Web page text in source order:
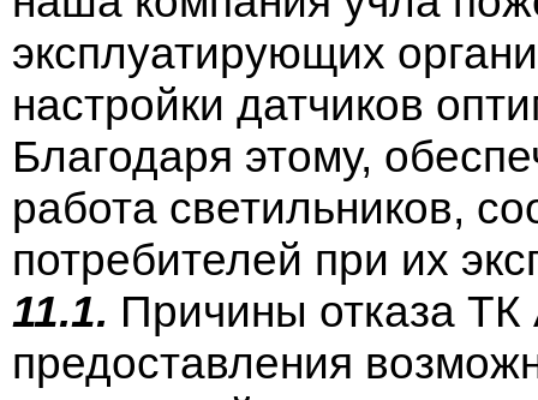
эксплуатирующих
настройки датчиков
Благодаря этому,
работа светильников,
потребителей при их
11.1. Причины отказа ТК
предоставления